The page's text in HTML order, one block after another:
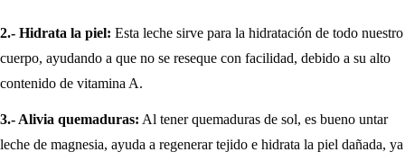
2.- Hidrata la piel: Esta leche sirve para la hidratación de todo nuestro
cuerpo, ayudando a que no se reseque con facilidad, debido a su alto
contenido de vitamina A.
3.- Alivia quemaduras: Al tener quemaduras de sol, es bueno untar
leche de magnesia, ayuda a regenerar tejido e hidrata la piel dañada, ya